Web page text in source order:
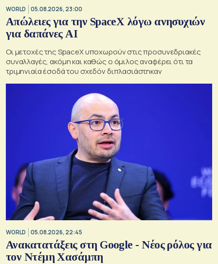
WORLD 05.08.2026, 23:00
Απώλειες για την SpaceX λόγω ανησυχιών
για δαπάνες ΑΙ
Οι μετοχές της SpaceX υποχωρούν στις προσυνεδριακές
συναλλαγές, ακόμη και καθώς ο όμιλος αναφέρει ότι τα
τριμηνιαία έσοδά του σχεδόν διπλασιάστηκαν
WORLD 05.08.2026, 22:45
Ανακατατάξεις στη Google - Νέος ρόλος για
τον Ντέμη Χασάμπη